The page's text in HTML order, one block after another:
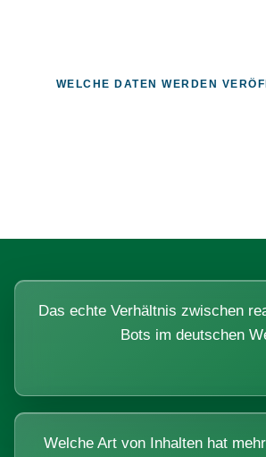
WELCHE DATEN WERDEN
Das echte Verhältnis zwischen
Bots im deutschen
Welche Art von Inhalten hat